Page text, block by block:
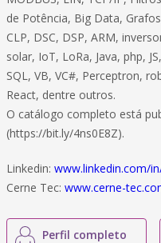
de Potência, Big Data,
CLP, DSC, DSP, ARM,
solar, IoT, LoRa, Java, php,
SQL, VB, VC#, Perceptron,
React, dentre outros.
O catálogo completo está
(https://bit.ly/4ns0E8Z).
Linkedin: www.linkedin.com/
Cerne Tec: www.cerne-
Perfil completo